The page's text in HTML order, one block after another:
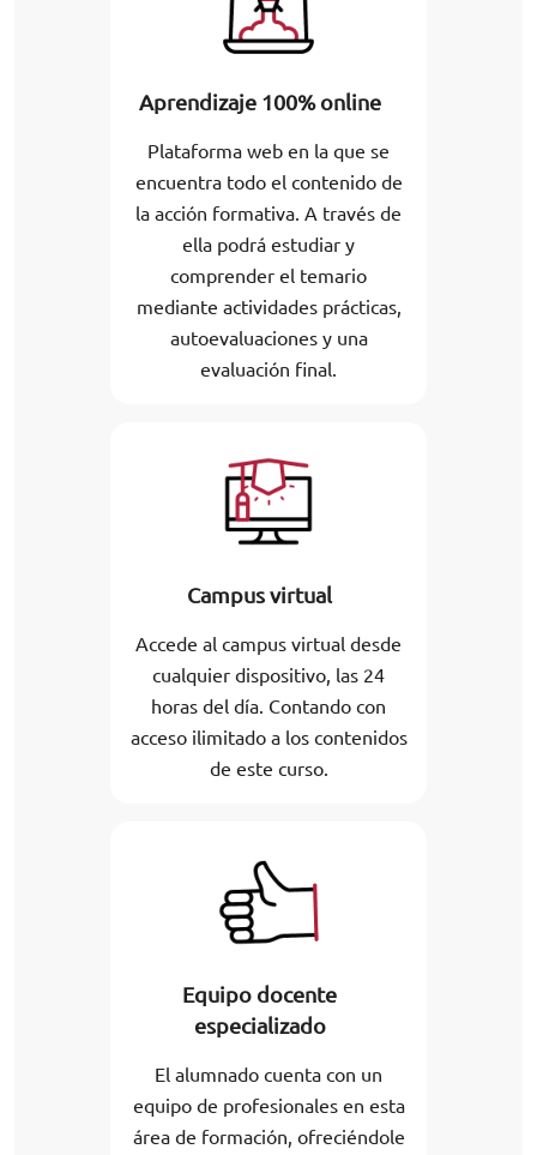
Aprendizaje 100% online
Plataforma web en la que se
encuentra todo el contenido de
la acción formativa. A través de
ella podrá estudiar y
comprender el temario
mediante actividades prácticas,
autoevaluaciones y una
evaluación final.
Campus virtual
Accede al campus virtual desde
cualquier dispositivo, las 24
horas del día. Contando con
acceso ilimitado a los contenidos
de este curso.
Equipo docente
especializado
El alumnado cuenta con un
equipo de profesionales en esta
área de formación, ofreciéndole